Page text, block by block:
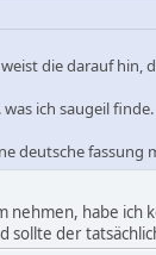
die darauf hin,
ich saugeil finde.
deutsche
nehmen, habe
sollte der